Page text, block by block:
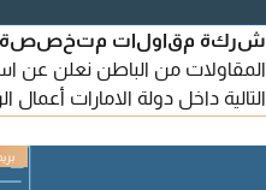
شركة مقاولات متخصصة
المقاولات من الباطن نعلن عن
التالية داخل دولة الامارات
والزجاج نقدم تنفيذ وفق أعلى
الفنية والجدول الزمني. فريق